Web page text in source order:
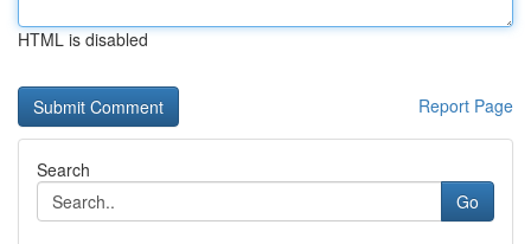
HTML is disabled
Report Page
Search
Go